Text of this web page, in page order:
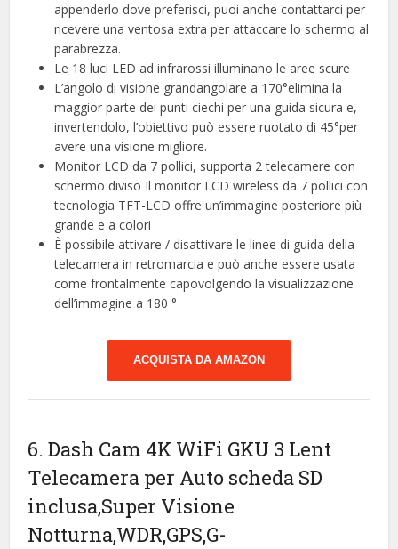
appenderlo dove preferisci, puoi anche contattarci per
ricevere una ventosa extra per attaccare lo schermo al
parabrezza.
Le 18 luci LED ad infrarossi illuminano le aree scure
L’angolo di visione grandangolare a 170°elimina la
maggior parte dei punti ciechi per una guida sicura e,
invertendolo, l’obiettivo può essere ruotato di 45°per
avere una visione migliore.
Monitor LCD da 7 pollici, supporta 2 telecamere con
schermo diviso Il monitor LCD wireless da 7 pollici con
tecnologia TFT-LCD offre un’immagine posteriore più
grande e a colori
È possibile attivare / disattivare le linee di guida della
telecamera in retromarcia e può anche essere usata
come frontalmente capovolgendo la visualizzazione
dell’immagine a 180 °
ACQUISTA DA AMAZON
6. Dash Cam 4K WiFi GKU 3 Lent
Telecamera per Auto scheda SD
inclusa,Super Visione
Notturna,WDR,GPS,G-